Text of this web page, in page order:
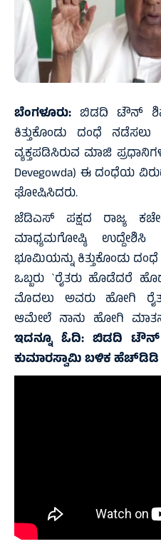
ಬೆಂಗಳೂರು: ಬಿಡದಿ ಟೌನ್ ಶಿಪ್
ಕಿತ್ತುಕೊಂಡು ದಂಧೆ
ವ್ಯಕ್ತಪಡಿಸಿರುವ ಮಾಜಿ
Devegowda) ಈ ದಂಧೆಯ
ಘೋಷಿಸಿದರು.
ಜೆಡಿಎಸ್ ಪಕ್ಷದ ರಾಜ್ಯ
ಮಾಧ್ಯಮಗೋಷ್ಠಿ ಉದ್ದೇಶಿಸಿ
ಭೂಮಿಯನ್ನು ಕಿತ್ತುಕೊಂಡು
ಒಬ್ಬರು `ರೈತರು ಹೊಡೆದರೆ
ಮೊದಲು ಅವರು ಹೋಗಿ
ಆಮೇಲೆ ನಾನು ಹೋಗಿ
ಇದನ್ನೂ ಓದಿ: ಬಿಡದಿ ಟೌನ್
ಕುಮಾರಸ್ವಾಮಿ ಬಳಿಕ ಹೆಚ್‌ಡಿಡಿ